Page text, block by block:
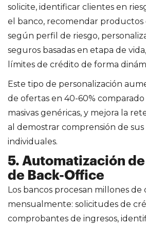
solicite, identificar clientes en
el banco, recomendar productos
según perfil de riesgo,
seguros basadas en etapa de
límites de crédito de forma
Este tipo de personalización
de ofertas en 40-60%
masivas genéricas, y mejora la
al demostrar comprensión de sus
individuales.
5. Automatización
de Back-Office
Los bancos procesan millones
mensualmente: solicitudes de
comprobantes de ingresos,